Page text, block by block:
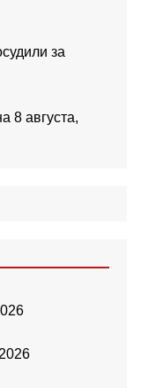
за
8 августа,